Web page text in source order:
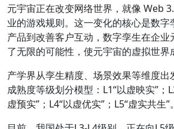
元宇宙正在改变网络世界，就像 Web
业的游戏规则。这一变化的核心是数字
产品到改善客户互动，数字孪生在企
了无限的可能性，使元宇宙的虚拟世界
产学界从孪生精度、场景效果等维度出
成熟度等级划分模型：L1“以虚映实”；
虚预实”；L4“以虚优实”；L5“虚实共生”。